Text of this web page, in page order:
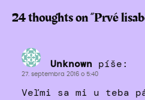
24 thoughts on “Prvé
Unknown píše:
27. septembra 2016 o 5:40
Veľmi sa mi u teba